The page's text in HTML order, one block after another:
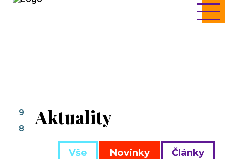
9
8
Aktuality
Vše Novinky Články